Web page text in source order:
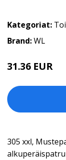
Kategoriat:
Brand:WL
31.36 EUR
305 xxl,